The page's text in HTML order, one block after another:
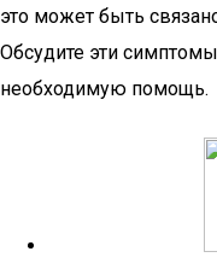
это может быть
Обсудите эти
необходимую помощь.